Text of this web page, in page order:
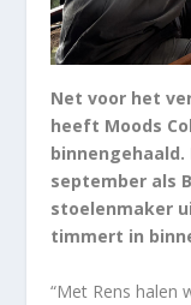
Net voor het
heeft Moods
binnengehaald.
september als
stoelenmaker
timmert in
“Met Rens halen